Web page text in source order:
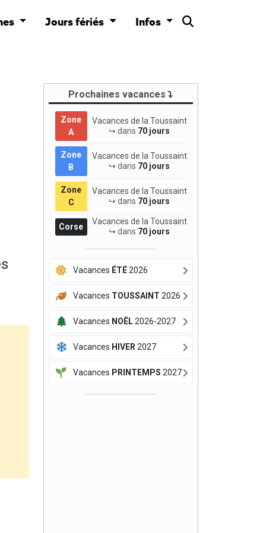
Jours fériés Infos
Prochaines vacances
Zone
A
Vacances de la Toussaint
↪ dans 70 jours
Zone
B
Vacances de la Toussaint
↪ dans 70 jours
Zone
C
Vacances de la Toussaint
↪ dans 70 jours
Corse
Vacances de la Toussaint
↪ dans 70 jours
Vacances ÉTÉ2026
Vacances TOUSSAINT 2026
Vacances NOËL2026-2027
Vacances HIVER 2027
Vacances PRINTEMPS 2027